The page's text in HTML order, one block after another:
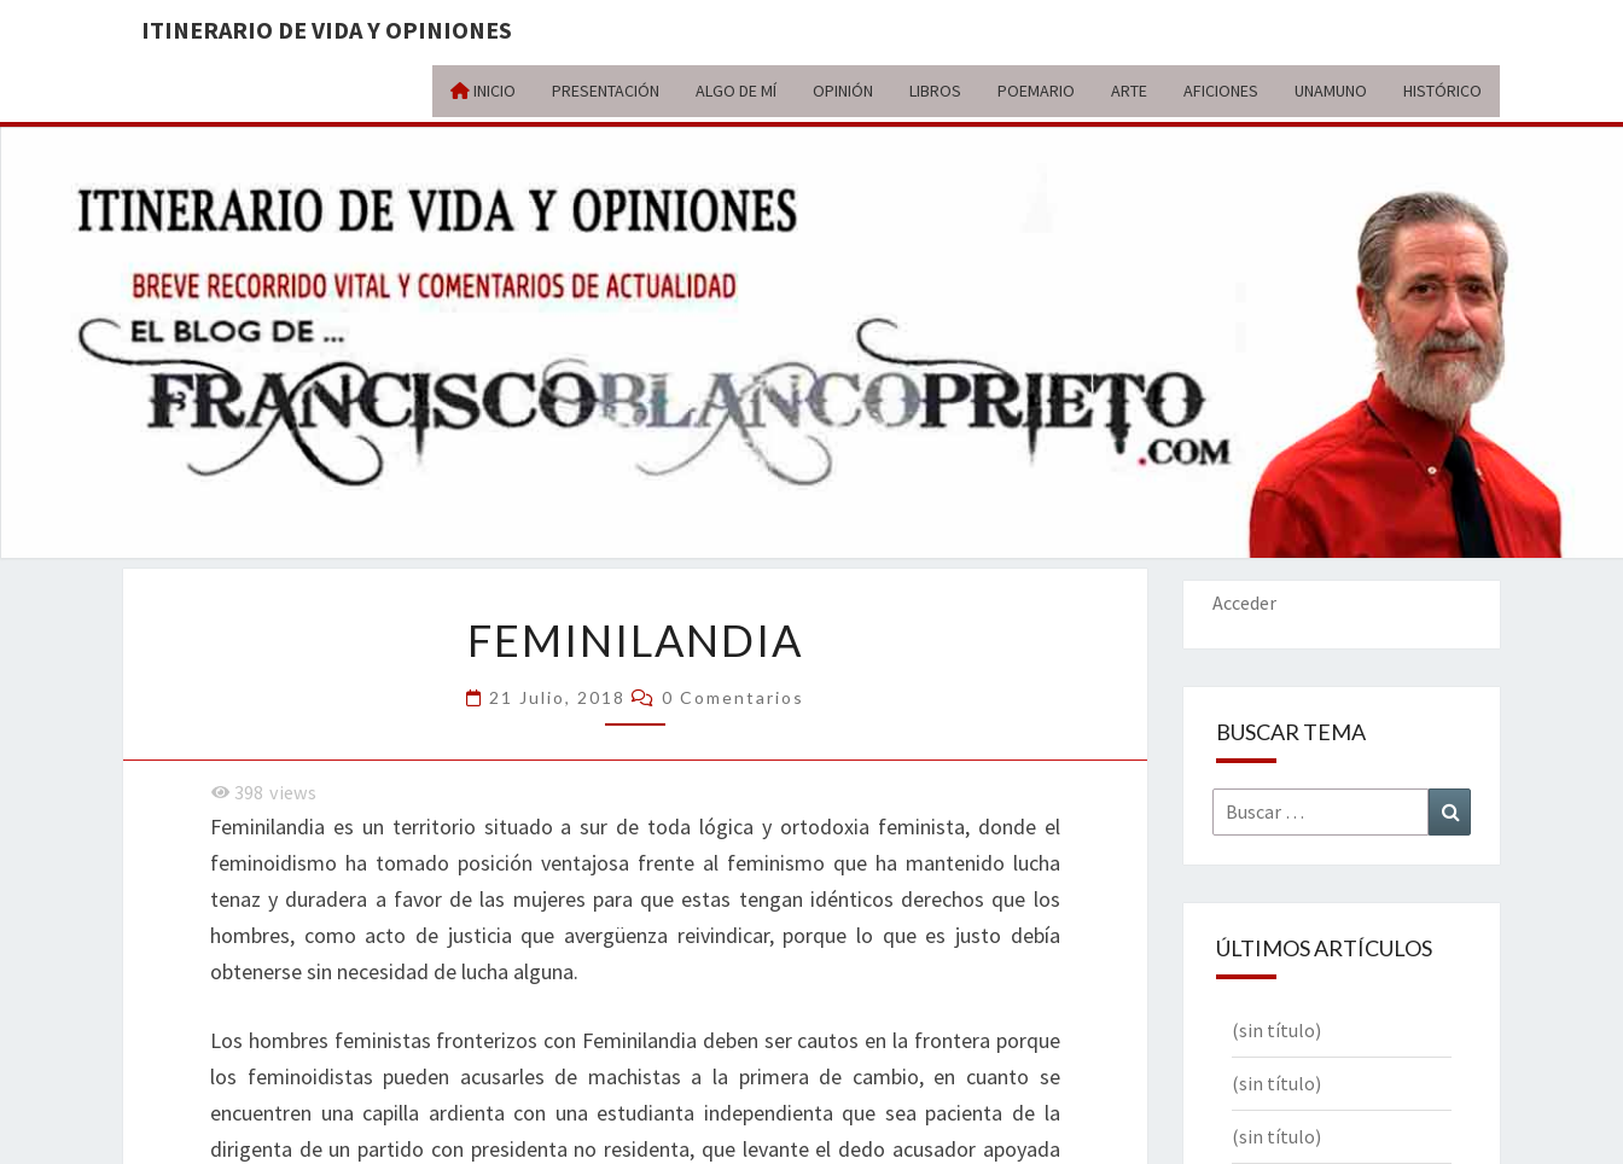
ITINERARIO DE VIDA Y OPINIONES
INICIO PRESENTACIÓN ALGO DE MÍ OPINIÓN LIBROS POEMARIO ARTE AFICIONES UNAMUNO HISTÓRICO
ITINERARIO
DE VIDA Y
OPINIONES
BREVE
RECORRIDO
VITAL Y
COMENTARIOS
ACTUALIDAD
FEMINILANDIA
21 Julio, 2018 Comentarios
0 Comentarios
398 views
Feminilandia es un territorio situado a sur de toda lógica y ortodoxia feminista, donde el
feminoidismo ha tomado posición ventajosa frente al feminismo que ha mantenido lucha
tenaz y duradera a favor de las mujeres para que estas tengan idénticos derechos que los
hombres, como acto de justicia que avergüenza reivindicar, porque lo que es justo debía
obtenerse sin necesidad de lucha alguna.
Los hombres feministas fronterizos con Feminilandia deben ser cautos en la frontera porque
los feminoidistas pueden acusarles de machistas a la primera de cambio, en cuanto se
encuentren una capilla ardienta con una estudianta independienta que sea pacienta de la
dirigenta de un partido con presidenta no residenta, que levante el dedo acusador apoyada
Acceder
BUSCAR TEMA
Buscar
por:
ÚLTIMOS ARTÍCULOS
(sin título)
(sin título)
(sin título)